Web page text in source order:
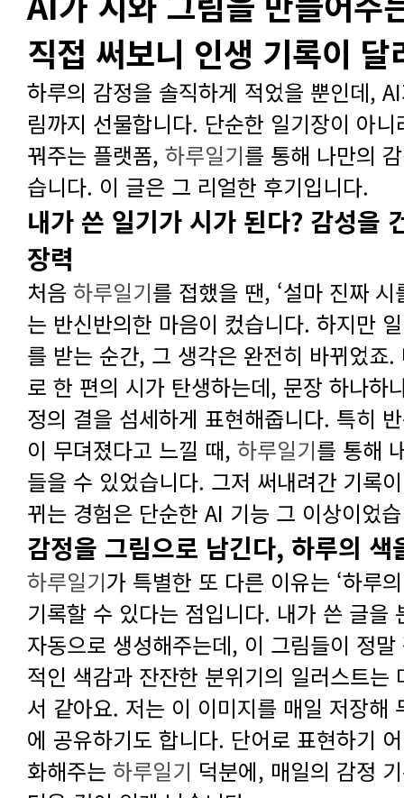
직접 써보니 인생 기록이 달
꿔주는 플랫폼, 하루일기
습니다. 이 글은 그 리얼한 후기입니다.
장력
처음 하루일기
이 무뎌졌다고 느낄 때, 하루일기
뀌는 경험은 단순한 AI 기능 그 이상이었
감정을 그림으로 남긴다, 하루의 색
하루일기
화해주는 하루일기